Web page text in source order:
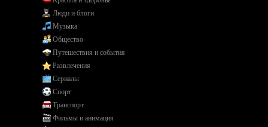
Люди и блоги
Музыка
Общество
Путешествия и события
Развлечения
Сериалы
Спорт
Транспорт
Фильмы и анимация